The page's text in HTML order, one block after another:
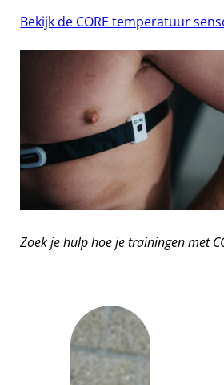
Bekijk de CORE temperatuur
Zoek je hulp hoe je trainingen met